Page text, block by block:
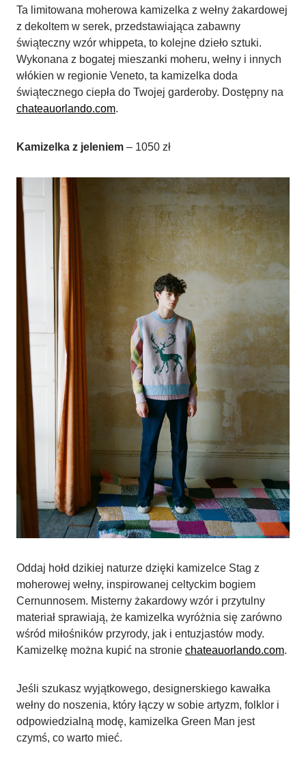
Ta limitowana moherowa kamizelka z wełny żakardowej
z dekoltem w serek, przedstawiająca zabawny
świąteczny wzór whippeta, to kolejne dzieło sztuki.
Wykonana z bogatej mieszanki moheru, wełny i innych
włókien w regionie Veneto, ta kamizelka doda
świątecznego ciepła do Twojej garderoby. Dostępny na
chateauorlando.com.
Kamizelka z jeleniem – 1050 zł
Oddaj hołd dzikiej naturze dzięki kamizelce Stag z
moherowej wełny, inspirowanej celtyckim bogiem
Cernunnosem. Misterny żakardowy wzór i przytulny
materiał sprawiają, że kamizelka wyróżnia się zarówno
wśród miłośników przyrody, jak i entuzjastów mody.
Kamizelkę można kupić na stronie chateauorlando.com.
Jeśli szukasz wyjątkowego, designerskiego kawałka
wełny do noszenia, który łączy w sobie artyzm, folklor i
odpowiedzialną modę, kamizelka Green Man jest
czymś, co warto mieć.